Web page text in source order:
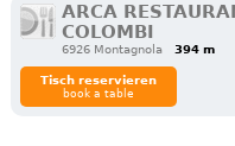
ARCA
COLOMBI
6926 Montagnola 394 m
Tisch reservieren
book a table